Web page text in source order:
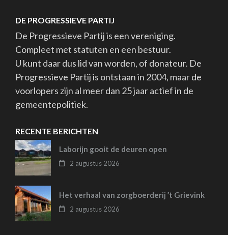
DE PROGRESSIEVE PARTIJ
De Progressieve Partij is een vereniging.
Compleet met statuten en een bestuur.
U kunt daar dus lid van worden, of donateur. De
Progressieve Partij is ontstaan in 2004, maar de
voorlopers zijn al meer dan 25 jaar actief in de
gemeentepolitiek.
RECENTE BERICHTEN
Laborijn gooit de deuren open
2 augustus 2026
Het verhaal van zorgboerderij ’t Grievink
2 augustus 2026